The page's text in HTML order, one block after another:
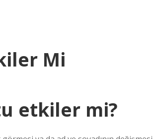
Mi
etkiler mi?